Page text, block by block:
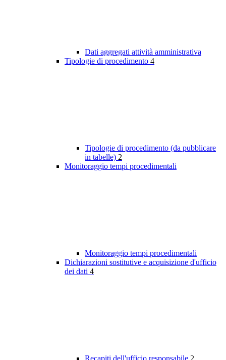
Dati aggregati attività amministrativa
Tipologie di procedimento 4
Tipologie di procedimento (da pubblicare
in tabelle) 2
Monitoraggio tempi procedimentali
Monitoraggio tempi procedimentali
Dichiarazioni sostitutive e acquisizione d'ufficio
dei dati 4